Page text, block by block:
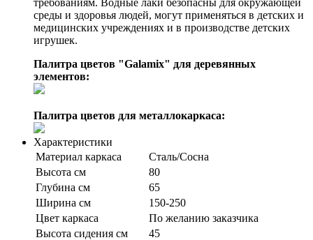
среды и здоровья людей, могут применяться в детских и
медицинских учреждениях и в производстве детских
игрушек.
Палитра цветов "Galamix" для деревянных
элементов:
Палитра цветов для металлокаркаса:
Характеристики
Материал каркаса
Сталь/Сосна
Высота см
80
Глубина см
65
Ширина см
150-250
Цвет каркаса
По желанию заказчика
Высота сидения см
45